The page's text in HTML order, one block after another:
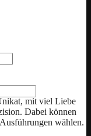
mit viel Liebe
Dabei können
wählen.